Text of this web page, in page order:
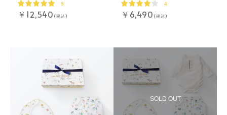
5
￥12,540 (税込)
4
￥6,490 (税込)